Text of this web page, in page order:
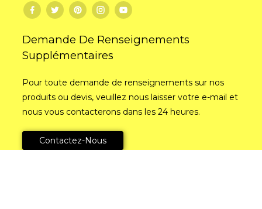
Demande De Renseignements
Supplémentaires
Pour toute demande de renseignements sur nos
produits ou devis, veuillez nous laisser votre e-mail et
nous vous contacterons dans les 24 heures.
Contactez-Nous